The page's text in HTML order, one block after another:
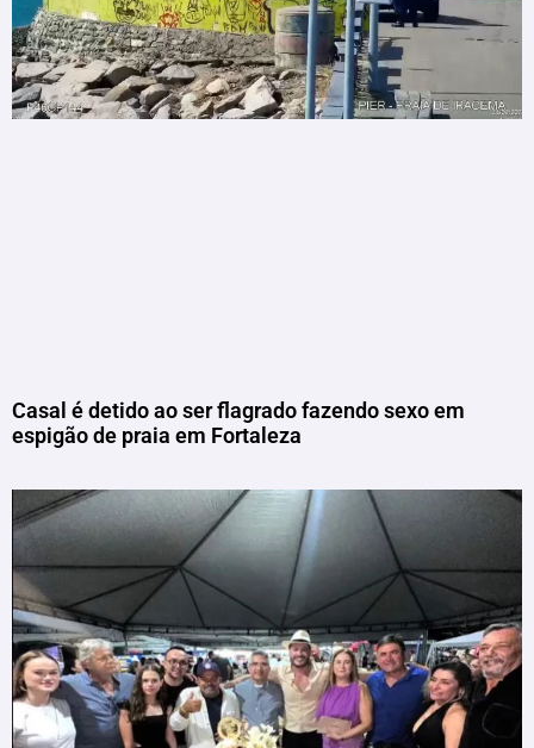
Casal é detido ao ser flagrado fazendo sexo em
espigão de praia em Fortaleza